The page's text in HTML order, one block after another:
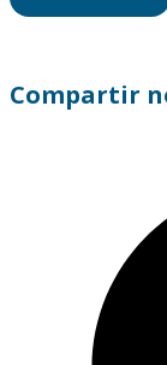
Compartir